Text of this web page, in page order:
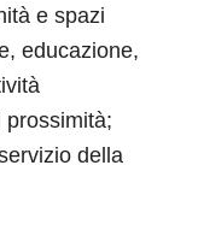
e spazi
educazione,
prossimità;
della